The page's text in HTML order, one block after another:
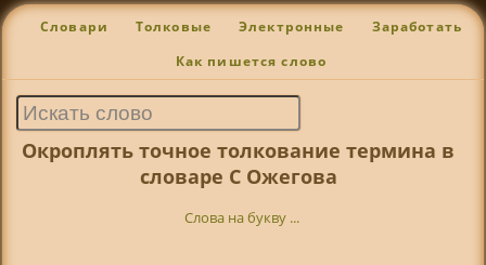
Словари Толковые Электронные Заработать
Как пишется слово
Окроплять точное толкование термина в
словаре С Ожегова
Слова на букву ...